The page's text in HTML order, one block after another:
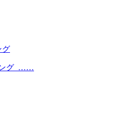
グ
ング ……